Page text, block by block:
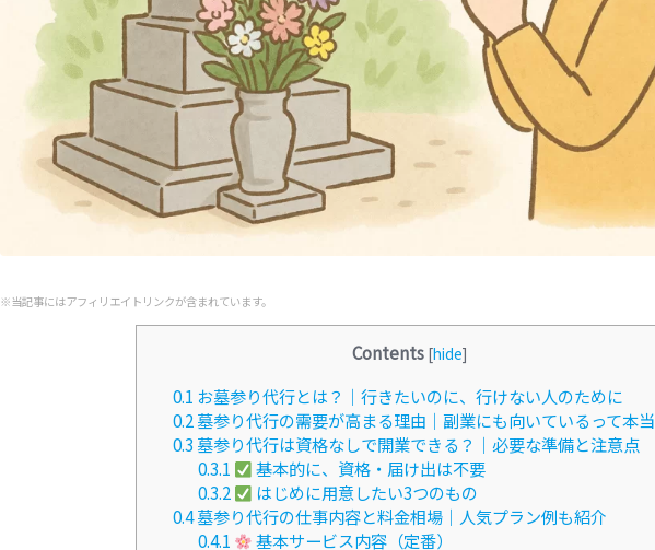
※当記事にはアフィリエイトリンクが含まれています。
Contents [hide]
0.1 お墓参り代行とは？｜行きたいのに、行けない人のために
0.2墓参り代行の需要が高まる理由｜副業にも向いているって本
0.3 墓参り代行は資格なしで開業できる？｜必要な準備と注意点
0.3.1
基本的に、資格・届け出は不要
0.3.2
はじめに用意したい3つのもの
0.4墓参り代行の仕事内容と料金相場｜人気プラン例も紹介
0.4.1
基本サービス内容（定番）